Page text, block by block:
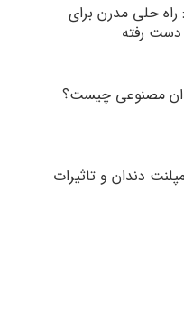
حلی مدرن برای
دست رفته
مصنوعی چیست؟
دندان و تاثیرات